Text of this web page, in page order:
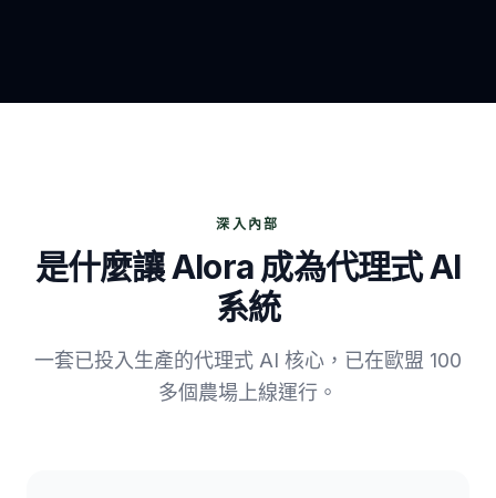
深入內部
是什麼讓 Alora 成為代理式 AI
系統
一套已投入生產的代理式 AI 核心，已在歐盟 100
多個農場上線運行。